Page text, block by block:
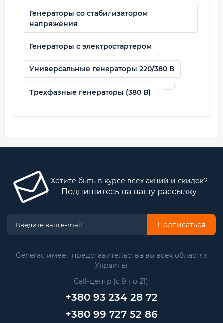
Генераторы со стабилизатором
напряжения
Генераторы с электростартером
Универсальные генераторы 220/380 В
Трехфазные генераторы (380 В)
Хотите быть в курсе всех акций и скидок?
Подпишитесь на нашу рассылку
Подписаться
Generac имеет представительства во всех областях
Украины.
Call-центр (с 9 по 21):
+380 93 234 28 72
+380 99 727 52 86